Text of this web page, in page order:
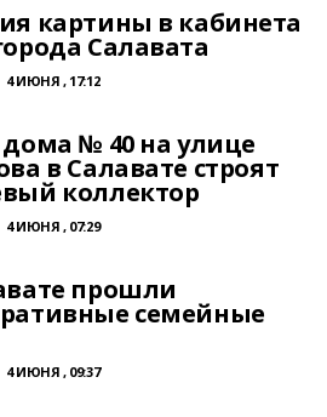
картины в кабинета
Салавата
4 ИЮНЯ , 17:12
дома № 40 на улице
в Салавате строят
коллектор
4 ИЮНЯ , 07:29
прошли
семейные
4 ИЮНЯ , 09:37